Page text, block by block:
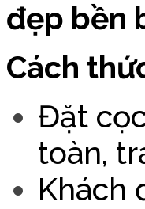
đẹp bền
Cách
Đặt
toàn,
Khách